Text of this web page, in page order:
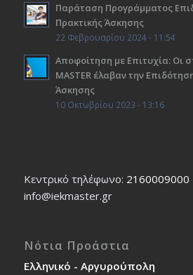
Παράταση Προγράμματος
Πρακτικής Άσκησης
22 Φεβρουαρίου 2024 - 11:54
Αποφοίτηση με Επιτυχία: Οι
ΜΑSTER έλαβαν την
Άσκησης
10 Οκτωβρίου 2023 - 13:16
Κεντρικό τηλέφωνο: 2160009000
info@iekmaster.gr
Νότια Προάστια
Ελληνικό - Αργυρούπολη